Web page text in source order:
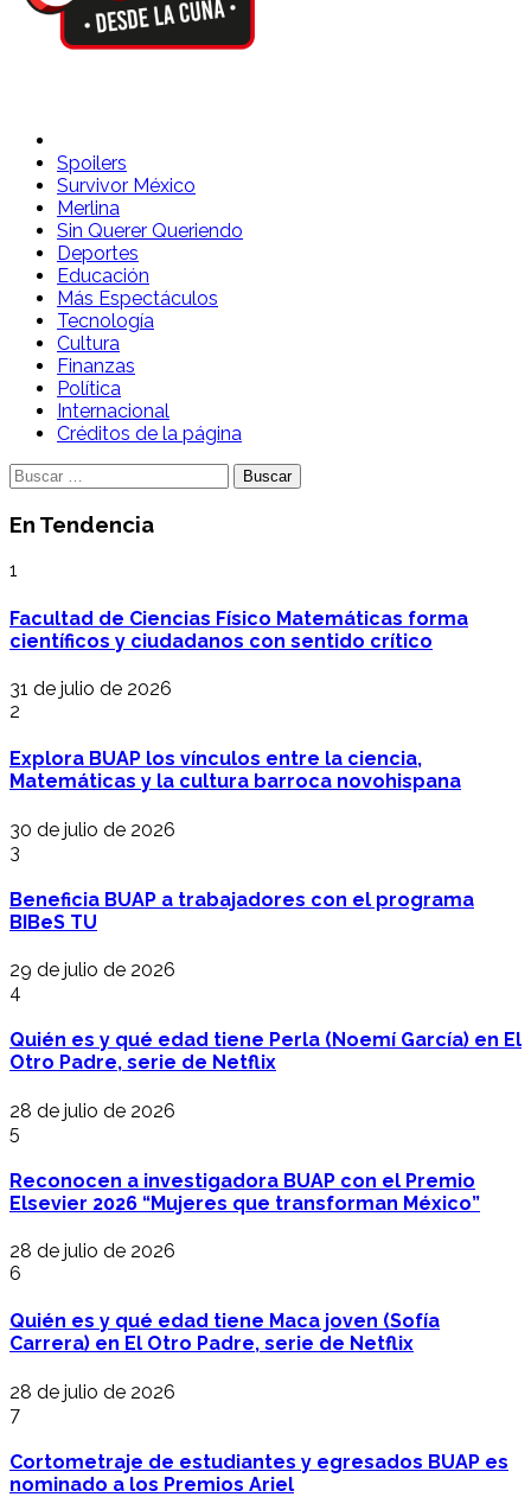
Spoilers Desde la Cuna
Sitio con información sobre series, película, reality shows y
telenovelas
Spoilers
Survivor México
Merlina
Sin Querer Queriendo
Deportes
Educación
Más Espectáculos
Tecnología
Cultura
Finanzas
Política
Internacional
Créditos de la página
Buscar:
En Tendencia
1
Facultad de Ciencias Físico Matemáticas forma
científicos y ciudadanos con sentido crítico
31 de julio de 2026
2
Explora BUAP los vínculos entre la ciencia,
Matemáticas y la cultura barroca novohispana
30 de julio de 2026
3
Beneficia BUAP a trabajadores con el programa
BIBeS TU
29 de julio de 2026
4
Quién es y qué edad tiene Perla (Noemí García) en El
Otro Padre, serie de Netflix
28 de julio de 2026
5
Reconocen a investigadora BUAP con el Premio
Elsevier 2026 “Mujeres que transforman México”
28 de julio de 2026
6
Quién es y qué edad tiene Maca joven (Sofía
Carrera) en El Otro Padre, serie de Netflix
28 de julio de 2026
7
Cortometraje de estudiantes y egresados BUAP es
nominado a los Premios Ariel